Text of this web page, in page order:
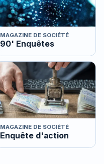
MAGAZINE DE SOCIÉTÉ
90' Enquêtes
MAGAZINE DE SOCIÉTÉ
Enquête d'action